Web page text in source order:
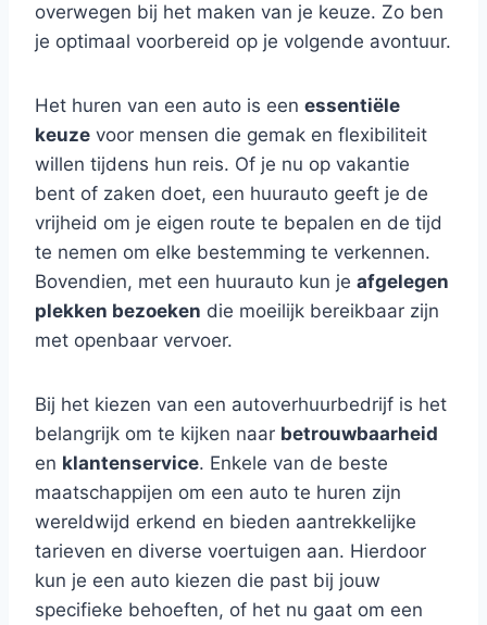
overwegen bij het maken van je keuze. Zo ben
je optimaal voorbereid op je volgende avontuur.
Het huren van een auto is een essentiële
keuze voor mensen die gemak en flexibiliteit
willen tijdens hun reis. Of je nu op vakantie
bent of zaken doet, een huurauto geeft je de
vrijheid om je eigen route te bepalen en de tijd
te nemen om elke bestemming te verkennen.
Bovendien, met een huurauto kun je afgelegen
plekken bezoeken die moeilijk bereikbaar zijn
met openbaar vervoer.
Bij het kiezen van een autoverhuurbedrijf is het
belangrijk om te kijken naar betrouwbaarheid
en klantenservice. Enkele van de beste
maatschappijen om een auto te huren zijn
wereldwijd erkend en bieden aantrekkelijke
tarieven en diverse voertuigen aan. Hierdoor
kun je een auto kiezen die past bij jouw
specifieke behoeften, of het nu gaat om een